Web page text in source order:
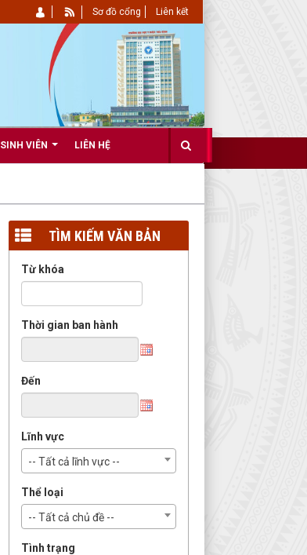
SINH VIÊN LIÊN HỆ
Sơ đồ cổng Liên kết
TÌM KIẾM VĂN BẢN
Từ khóa
Thời gian ban hành
Đến
Lĩnh vực
-- Tất cả lĩnh vực --
Thể loại
-- Tất cả chủ đề --
Tình trạng